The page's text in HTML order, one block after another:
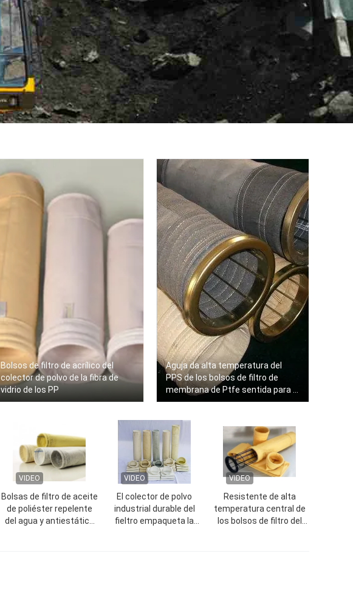
Bolsos de filtro de acrílico del
colector de polvo de la fibra de
vidrio de los PP
Aguja da alta temperatura del
PPS de los bolsos de filtro de
membrana de Ptfe sentida para la
central térmico
VIDEO
Bolsas de filtro de aceite
de poliéster repelente
del agua y antiestático
VIDEO
El colector de polvo
industrial durable del
fieltro empaqueta la
VIDEO
Resistente de alta
temperatura central de
los bolsos de filtro del